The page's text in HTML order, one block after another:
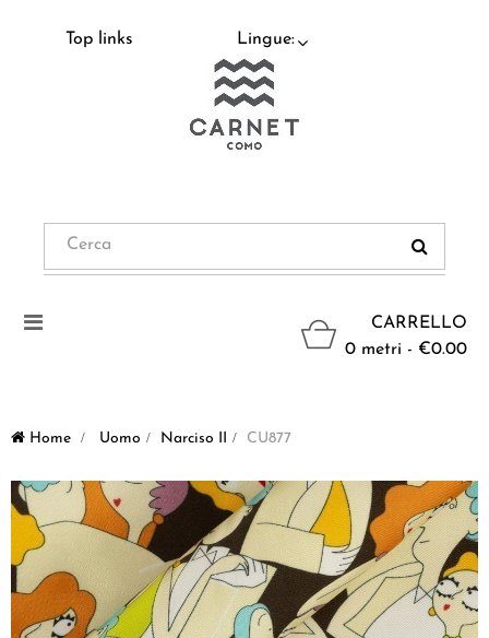
Top links Lingue:
CARRELLO
0 metri - €0.00
Navigazione
Home > Uomo > Narciso II > CU877